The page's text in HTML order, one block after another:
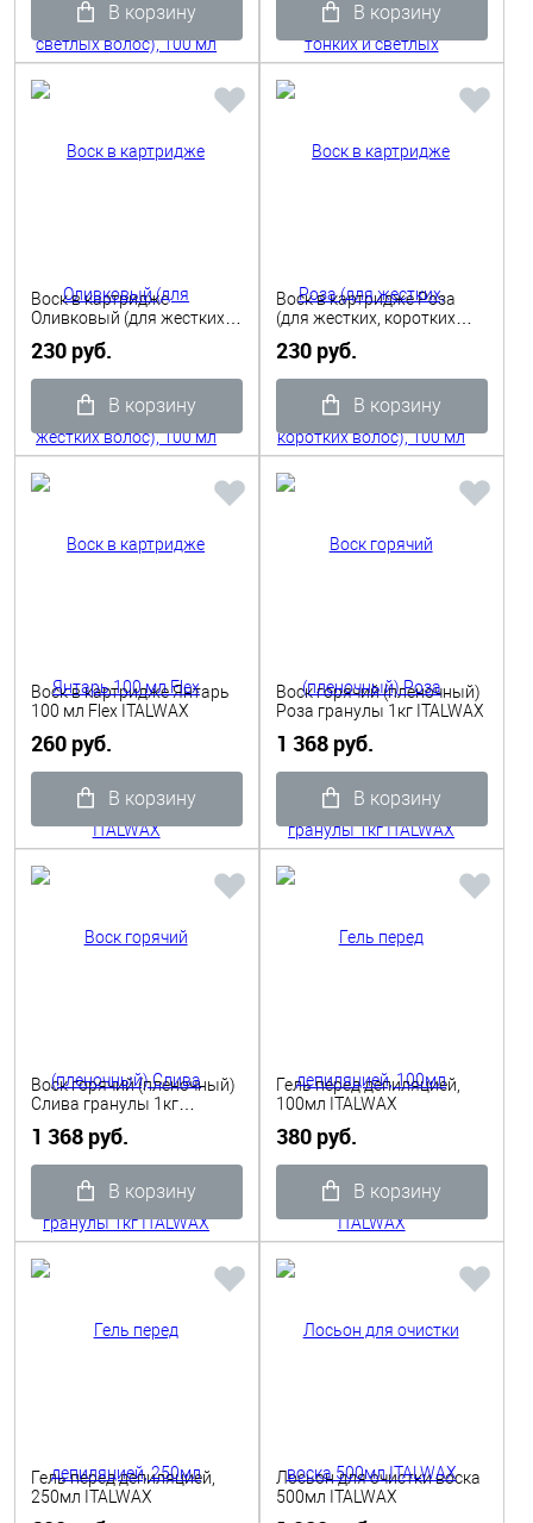
В корзину В корзину
Воск в картридже
Оливковый (для жестких
230 руб.
В корзину
Воск в картридже Роза
(для жестких, коротких
230 руб.
В корзину
Воск в картридже Янтарь
100 мл Flex ITALWAX
260 руб.
В корзину
Воск горячий (пленочный)
Роза гранулы 1кг ITALWAX
1 368 руб.
В корзину
Воск горячий (пленочный)
Слива гранулы 1кг
1 368 руб.
В корзину
Гель перед депиляцией,
100мл ITALWAX
380 руб.
В корзину
Гель перед депиляцией,
250мл ITALWAX
Лосьон для очистки воска
500мл ITALWAX